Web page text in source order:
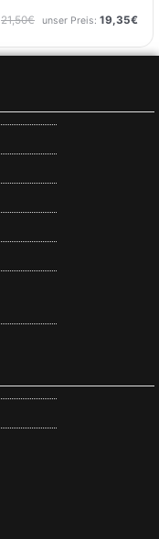
21,50€ unser Preis: 19,35€